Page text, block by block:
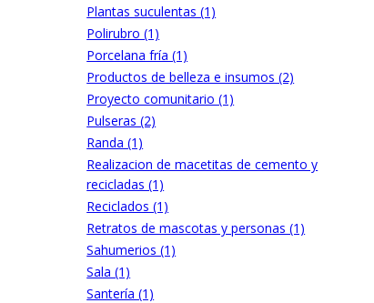
Plantas suculentas (1)
Polirubro (1)
Porcelana fría (1)
Productos de belleza e insumos (2)
Proyecto comunitario (1)
Pulseras (2)
Randa (1)
Realizacion de macetitas de cemento y
recicladas (1)
Reciclados (1)
Retratos de mascotas y personas (1)
Sahumerios (1)
Sala (1)
Santería (1)